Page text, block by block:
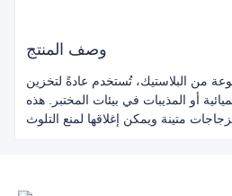
وصف المنتج
من البلاستيك، تُستخدم عادةً لتخزين
أو المذيبات في بيئات المختبر. هذه